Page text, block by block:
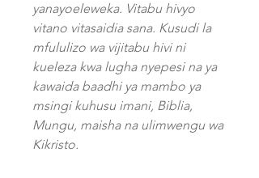
yanayoeleweka. Vitabu hivyo
vitano vitasaidia sana. Kusudi la
mfululizo wa vijitabu hivi ni
kueleza kwa lugha nyepesi na ya
kawaida baadhi ya mambo ya
msingi kuhusu imani, Biblia,
Mungu, maisha na ulimwengu wa
Kikristo.